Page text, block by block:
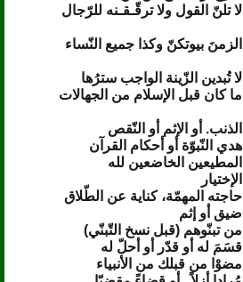
لا تلنّ القول ولا ترقّـقـنه للرّجال
الزمنَ بيوتكنّ وكذا جميع النّساء
لا تُبدين الزّينة الواجب سترُها
ما كان قبل الإسلام من الجهالات
الذنب. أو الإثم أو النّقص
هدي النّبوّة أو أحكام القرآن
المطيعين الخاضعين لله
الإختيار
حاجته المهمّة، كناية عن الطّلاق
ضيق أو إثم
من تبنّوهم (قبل نسخ التّبنّي)
قسَمَ له أو قدّر أو أحلّ له
مضوْا من قبلك من الأنبياء